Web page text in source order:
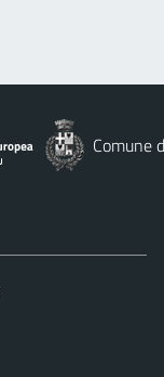
Comune